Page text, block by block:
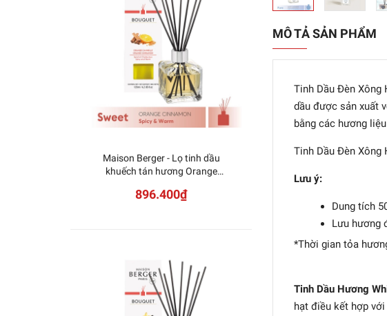
MÔ TẢ SẢN PHẨM
Tinh Dầu Đèn Xông
dầu được sản xuất
bằng các hương
Tinh Dầu Đèn Xông
Lưu ý:
Dung tích
Lưu hương
*Thời gian tỏa
Tinh Dầu Hương
hạt điều kết hợp
Maison Berger - Lọ tinh dầu
khuếch tán hương Orange
896.400₫
Maison Berger - Tinh
Dream - 200ml